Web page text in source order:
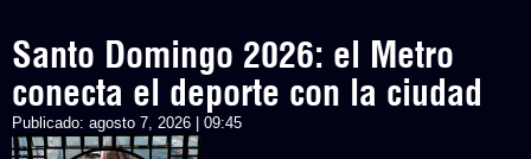
Santo Domingo 2026: el Metro
conecta el deporte con la ciudad
Publicado: agosto 7, 2026 | 09:45